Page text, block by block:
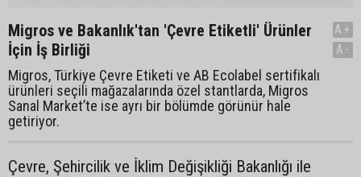
Migros ve Bakanlık'tan 'Çevre Etiketli' Ürünler
İçin İş Birliği
Migros, Türkiye Çevre Etiketi ve AB Ecolabel sertifikalı
ürünleri seçili mağazalarında özel stantlarda, Migros
Sanal Market’te ise ayrı bir bölümde görünür hale
getiriyor.
A+
A-
Çevre, Şehircilik ve İklim Değişikliği Bakanlığı ile